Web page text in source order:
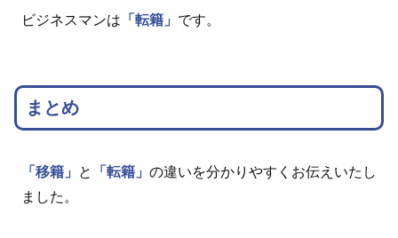
ビジネスマンは 「転籍」 です。
まとめ
「移籍」 と 「転籍」 の違いを分かりやすくお伝えいたし
ました。